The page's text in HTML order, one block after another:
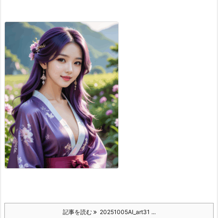
記事を読む 20251005AI_art31 ...